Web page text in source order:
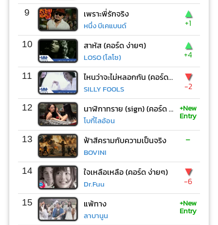
9 เพราะพี่รักจริง
หนึ่ง บีเคแบนด์
▲
+1
10 สาหัส (คอร์ด ง่ายๆ)
LOSO (โลโซ)
▲
+4
11 ไหนว่าจะไม่หลอกกัน (คอร์ด ง่ายๆ)
SILLY FOOLS
▼
-2
12 นาฬิกาทราย (sign) (คอร์ด ง่ายๆ)
โบกี้ไลอ้อน
+New
Entry
13 ฟ้าสีครามกับความเป็นจริง
BOVINI
-
14 ใจเหลือเหลือ (คอร์ด ง่ายๆ)
Dr.Fuu
▼
-6
15 แพ้ทาง
ลาบานูน
+New
Entry